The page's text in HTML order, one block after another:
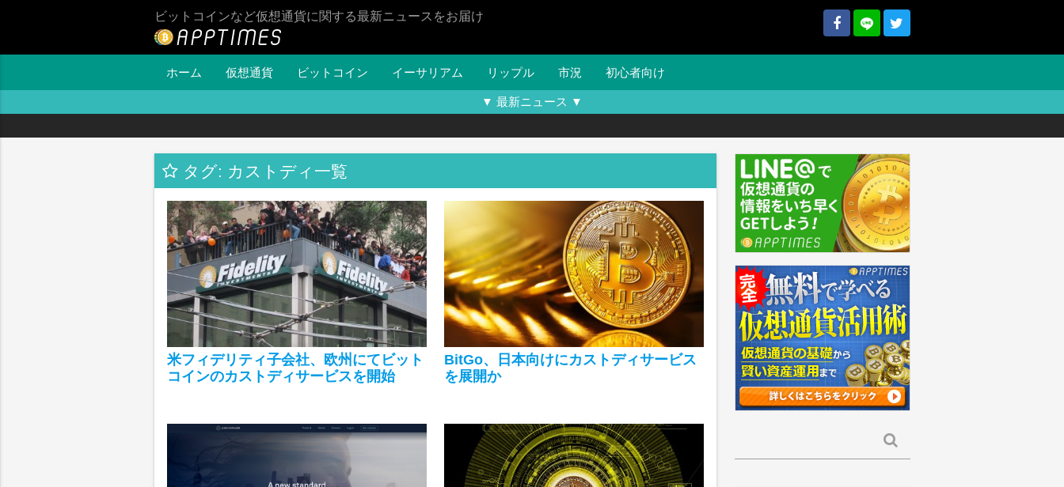
ビットコインなど仮想通貨に関する最新ニュースをお届け
ホーム 仮想通貨 ビットコイン イーサリアム リップル 市況 初心者向け
▼ 最新ニュース ▼
タグ: カストディ一覧
米フィデリティ子会社、欧州にてビット
コインのカストディサービスを開始
BitGo、日本向けにカストディサービス
を展開か
索: